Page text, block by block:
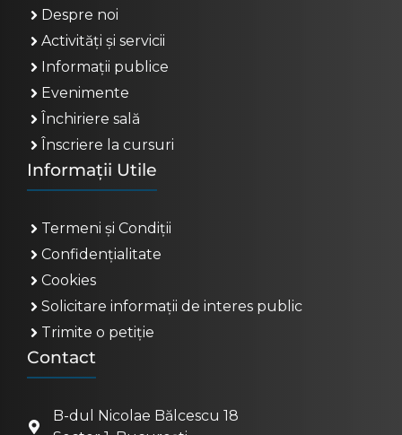
Despre noi
Activități și servicii
Informații publice
Evenimente
Închiriere sală
Înscriere la cursuri
Informații Utile
Termeni și Condiții
Confidențialitate
Cookies
Solicitare informații de interes public
Trimite o petiție
Contact
B-dul Nicolae Bălcescu 18